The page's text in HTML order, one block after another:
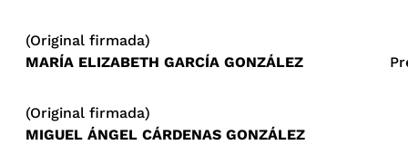
(Original firmada)
MARÍA ELIZABETH GARCÍA GONZÁLEZ
(Original firmada)
MIGUEL ÁNGEL CÁRDENAS GONZÁLEZ